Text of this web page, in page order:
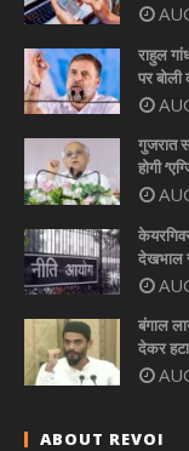
राहुल
पर
गुजरात
होगी
देखभाल
बंगाल
देकर
ABOUT REVOI